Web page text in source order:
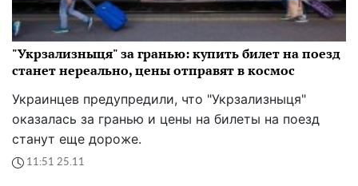
"Укрзализныця" за гранью: купить билет на поезд
станет нереально, цены отправят в космос
Украинцев предупредили, что "Укрзализныця"
оказалась за гранью и цены на билеты на поезд
станут еще дороже.
11:51 25.11